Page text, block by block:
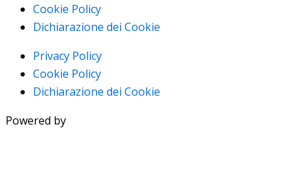
Cookie Policy
Dichiarazione dei Cookie
Privacy Policy
Cookie Policy
Dichiarazione dei Cookie
Powered by